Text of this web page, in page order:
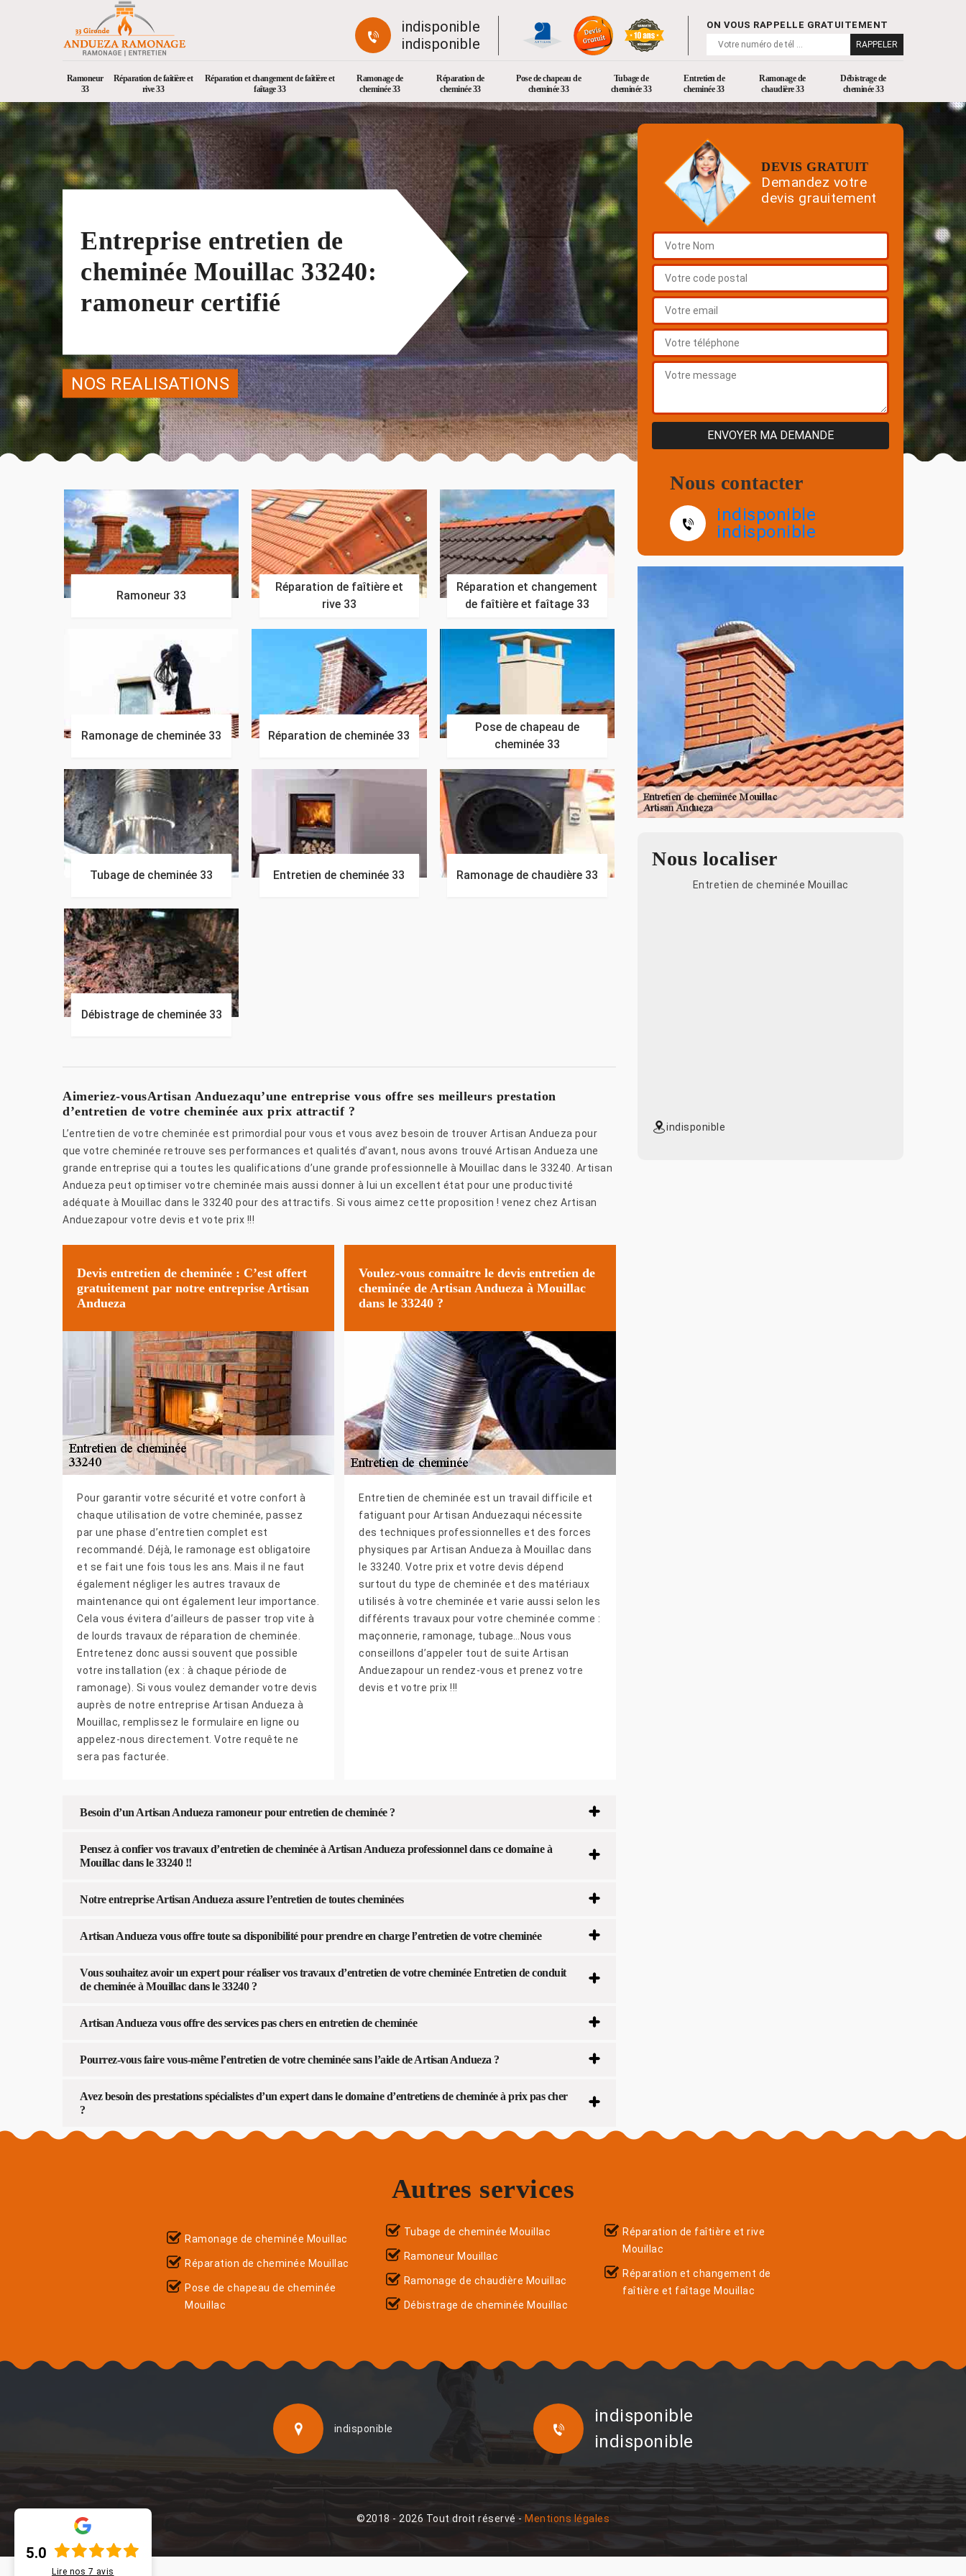
indisponible
indisponible
ON VOUS RAPPELLE GRATUITEMENT
Ramoneur
33
Réparation de faîtière et
rive 33
Réparation et changement de faîtière et
faîtage 33
Ramonage de
cheminée 33
Réparation de
cheminée 33
Pose de chapeau de
cheminée 33
Tubage de
cheminée 33
Entretien de
cheminée 33
Ramonage de
chaudière 33
Débistrage de
cheminée 33
Entreprise entretien de
cheminée Mouillac 33240:
ramoneur certifié
NOS REALISATIONS
Ramoneur 33
Réparation de faîtière et
rive 33
Réparation et changement
de faîtière et faîtage 33
Ramonage de cheminée 33 Réparation de cheminée 33
Pose de chapeau de
cheminée 33
Tubage de cheminée 33 Entretien de cheminée 33 Ramonage de chaudière 33
Débistrage de cheminée 33
Aimeriez-vousArtisan Anduezaqu’une entreprise vous offre ses meilleurs prestation
d’entretien de votre cheminée aux prix attractif ?
L’entretien de votre cheminée est primordial pour vous et vous avez besoin de trouver Artisan Andueza pour
que votre cheminée retrouve ses performances et qualités d’avant, nous avons trouvé Artisan Andueza une
grande entreprise qui a toutes les qualifications d’une grande professionnelle à Mouillac dans le 33240. Artisan
Andueza peut optimiser votre cheminée mais aussi donner à lui un excellent état pour une productivité
adéquate à Mouillac dans le 33240 pour des attractifs. Si vous aimez cette proposition ! venez chez Artisan
Anduezapour votre devis et vote prix !!!
Devis entretien de cheminée : C’est offert
gratuitement par notre entreprise Artisan
Andueza
Pour garantir votre sécurité et votre confort à
chaque utilisation de votre cheminée, passez
par une phase d’entretien complet est
recommandé. Déjà, le ramonage est obligatoire
et se fait une fois tous les ans. Mais il ne faut
également négliger les autres travaux de
maintenance qui ont également leur importance.
Cela vous évitera d’ailleurs de passer trop vite à
de lourds travaux de réparation de cheminée.
Entretenez donc aussi souvent que possible
votre installation (ex : à chaque période de
ramonage). Si vous voulez demander votre devis
auprès de notre entreprise Artisan Andueza à
Mouillac, remplissez le formulaire en ligne ou
appelez-nous directement. Votre requête ne
sera pas facturée.
Voulez-vous connaitre le devis entretien de
cheminée de Artisan Andueza à Mouillac
dans le 33240 ?
Entretien de cheminée est un travail difficile et
fatiguant pour Artisan Anduezaqui nécessite
des techniques professionnelles et des forces
physiques par Artisan Andueza à Mouillac dans
le 33240. Votre prix et votre devis dépend
surtout du type de cheminée et des matériaux
utilisés à votre cheminée et varie aussi selon les
différents travaux pour votre cheminée comme :
maçonnerie, ramonage, tubage…Nous vous
conseillons d’appeler tout de suite Artisan
Anduezapour un rendez-vous et prenez votre
devis et votre prix !!!
Besoin d’un Artisan Andueza ramoneur pour entretien de cheminée ?
Pensez à confier vos travaux d’entretien de cheminée à Artisan Andueza professionnel dans ce domaine à
Mouillac dans le 33240 !!
Notre entreprise Artisan Andueza assure l’entretien de toutes cheminées
Artisan Andueza vous offre toute sa disponibilité pour prendre en charge l’entretien de votre cheminée
Vous souhaitez avoir un expert pour réaliser vos travaux d’entretien de votre cheminée Entretien de conduit
de cheminée à Mouillac dans le 33240 ?
Artisan Andueza vous offre des services pas chers en entretien de cheminée
Pourrez-vous faire vous-même l’entretien de votre cheminée sans l’aide de Artisan Andueza ?
Avez besoin des prestations spécialistes d’un expert dans le domaine d’entretiens de cheminée à prix pas cher
?
DEVIS GRATUIT
Demandez votre
devis grauitement
Nous contacter
indisponible
indisponible
Nous localiser
Entretien de cheminée Mouillac
indisponible
Autres services
Ramonage de cheminée Mouillac
Réparation de cheminée Mouillac
Pose de chapeau de cheminée
Mouillac
Tubage de cheminée Mouillac
Ramoneur Mouillac
Ramonage de chaudière Mouillac
Débistrage de cheminée Mouillac
Réparation de faîtière et rive
Mouillac
Réparation et changement de
faîtière et faîtage Mouillac
indisponible
indisponible
indisponible
©2018 - 2026 Tout droit réservé - Mentions légales
5.0
Lire nos 7 avis